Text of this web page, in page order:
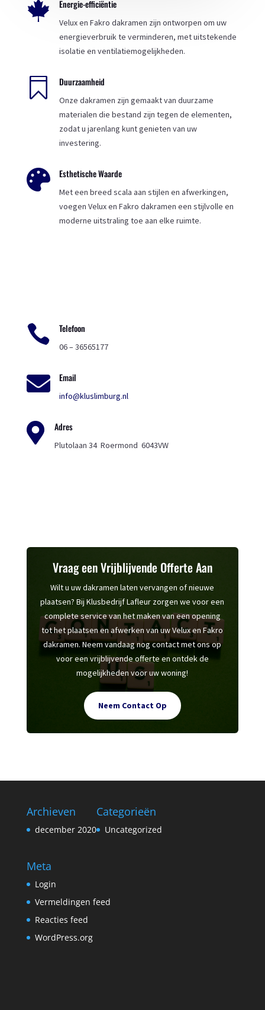
 Energie-efficiëntie
Velux en Fakro dakramen zijn ontworpen om uw
energieverbruik te verminderen, met uitstekende
isolatie en ventilatiemogelijkheden.
 Duurzaamheid
Onze dakramen zijn gemaakt van duurzame
materialen die bestand zijn tegen de elementen,
zodat u jarenlang kunt genieten van uw
investering.
 Esthetische Waarde
Met een breed scala aan stijlen en afwerkingen,
voegen Velux en Fakro dakramen een stijlvolle en
moderne uitstraling toe aan elke ruimte.
 Telefoon
06 – 36565177
 Email
info@kluslimburg.nl
 Adres
Plutolaan 34 Roermond 6043VW
Vraag een Vrijblijvende Offerte Aan
Wilt u uw dakramen laten vervangen of nieuwe
plaatsen? Bij Klusbedrijf Lafleur zorgen we voor een
complete service van het maken van een opening
tot het plaatsen en afwerken van uw Velux en Fakro
dakramen. Neem vandaag nog contact met ons op
voor een vrijblijvende offerte en ontdek de
mogelijkheden voor uw woning!
Neem Contact Op
Archieven
december 2020
Categorieën
Uncategorized
Meta
Login
Vermeldingen feed
Reacties feed
WordPress.org